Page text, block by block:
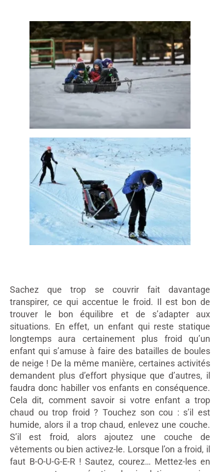
Sachez que trop se couvrir fait davantage
transpirer, ce qui accentue le froid. Il est bon de
trouver le bon équilibre et de s’adapter aux
situations. En effet, un enfant qui reste statique
longtemps aura certainement plus froid qu’un
enfant qui s’amuse à faire des batailles de boules
de neige ! De la même manière, certaines activités
demandent plus d’effort physique que d’autres, il
faudra donc habiller vos enfants en conséquence.
Cela dit, comment savoir si votre enfant a trop
chaud ou trop froid ? Touchez son cou : s’il est
humide, alors il a trop chaud, enlevez une couche.
S’il est froid, alors ajoutez une couche de
vêtements ou bien activez-le. Lorsque l’on a froid, il
faut B-O-U-G-E-R ! Sautez, courez… Mettez-les en